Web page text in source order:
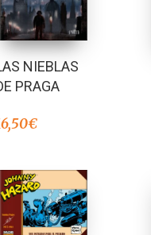
NIEBLAS
PRAGA
€